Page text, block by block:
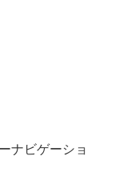
ナビゲーショ